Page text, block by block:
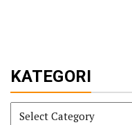
KATEGORI
KATEGORI